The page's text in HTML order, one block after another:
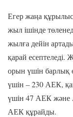
Егер жаңа
жыл ішінде
жылға дейін
қарай есептеледі.
орын үшін барлық
үшін – 230 АЕК,
үшін 47 АЕК және
АЕК құрайды.